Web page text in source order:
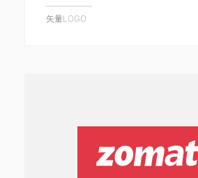
矢量LOGO